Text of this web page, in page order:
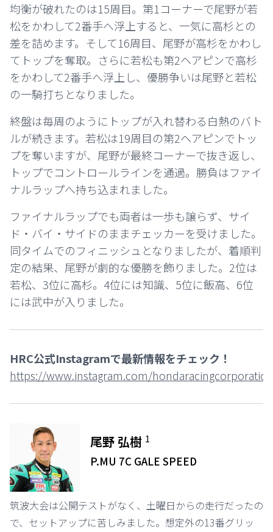
均衡が破れたのは15周目。第1コーナーで尾野が若
松をかわして2番手へ浮上すると、一気に高杉との
差を詰めます。そして16周目、尾野が高杉をかわし
てトップを奪取。さらに若松も第2ヘアピンで高杉
をかわして2番手へ浮上し、優勝争いは尾野と若松
の一騎打ちとなりました。
終盤は毎周のようにトップが入れ替わる白熱のバト
ルが続きます。 若松は19周目の第2ヘアピンでトッ
プを奪いますが、 尾野が最終コーナーで抜き返し、
トップでコントロールラインを通過。勝負はファイ
ナルラップへ持ち込まれました。
ファイナルラップでも両者は一歩も譲らず、サイ
ド・バイ・サイドのままチェッカーを受けました。
同タイムでのフィニッシュとなりましたが、着順判
定の結果、尾野が劇的な優勝を飾りました。2位は
若松、3位に高杉。4位には知識、5位に飯高、6位
には武中が入りました。
HRC公式Instagramで最新情報をチェック！
https://www.instagram.com/
尾野 弘樹 1
P.MU 7C GALE SPEED
筑波大会は公開テストがなく、土曜日からの走行だったの
で、セットアップに苦しみました。想定外の13番グリッ